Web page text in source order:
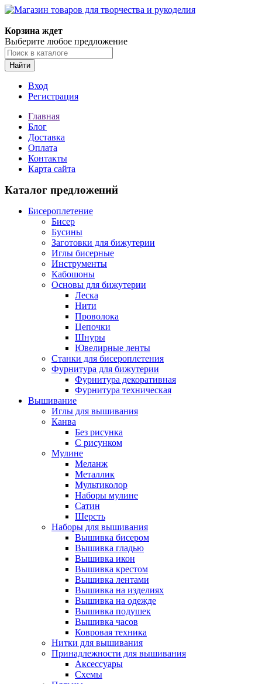
Корзина ждет
Выберите любое предложение
Найти
Вход
Регистрация
Главная
Блог
Доставка
Оплата
Контакты
Карта сайта
Каталог предложений
Бисероплетение
Бисер
Бусины
Заготовки для бижутерии
Иглы бисерные
Инструменты
Кабошоны
Основы для бижутерии
Леска
Нити
Проволока
Цепочки
Шнуры
Ювелирные ленты
Станки для бисероплетения
Фурнитура для бижутерии
Фурнитура декоративная
Фурнитура техническая
Вышивание
Иглы для вышивания
Канва
Без рисунка
С рисунком
Мулине
Меланж
Металлик
Мультиколор
Наборы мулине
Сатин
Шерсть
Наборы для вышивания
Вышивка бисером
Вышивка гладью
Вышивка икон
Вышивка крестом
Вышивка лентами
Вышивка на изделиях
Вышивка на одежде
Вышивка подушек
Вышивка часов
Ковровая техника
Нитки для вышивания
Принадлежности для вышивания
Аксессуары
Схемы